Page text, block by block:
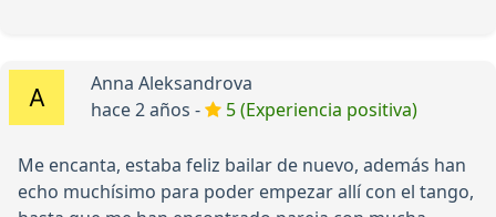
Anna Aleksandrova
hace 2 años -
5 (Experiencia positiva)
Me encanta, estaba feliz bailar de nuevo, además han
echo muchísimo para poder empezar allí con el tango,